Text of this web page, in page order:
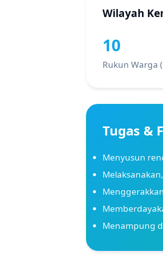
Wilayah
10
Rukun Warga
Tugas &
Menyusun
Menampung